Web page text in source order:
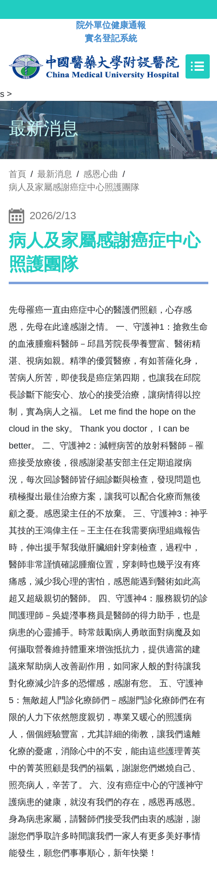
院外單位健康通報
實名登記系統
s >
最新消息
首頁 / 最新消息 / 感恩心曲 /
病人及家屬感謝癌症中心照護團隊
2026/2/13
病人及家屬感謝癌症中心
照護團隊
先母罹癌一直由癌症中心的醫護們照顧，心存感
恩，先母在此達感謝之情。 一、守護神1：搶救生命
的血液腫瘤科醫師－邱昌芳院長學養豐富、醫術精
湛、視病如親。精準的優質醫療，有如菩薩化身，
苦病人所苦，即使我是癌症第四期，也讓我在邱院
長診斷下能安心、放心的接受治療，讓病情得以控
制，實為病人之福。 Let me find the hope on the
cloud in the sky。 Thank you doctor， I can be
better。 二、守護神2：減輕病苦的放射科醫師－罹
癌接受放療後，很感謝梁基安部主任定期追蹤病
況，每次回診醫師皆仔細診斷與檢查，發現問題也
積極擬出最佳治療方案，讓我可以配合化療而無後
顧之憂。感恩梁主任的不放棄。 三、守護神3：神乎
其技的王鴻偉主任－王主任在我需要病理組織報告
時，伸出援手幫我做肝臟細針穿刺檢查，過程中，
醫師非常謹慎確認腫瘤位置，穿刺時也幾乎沒有疼
痛感，減少我心理的害怕，感恩能遇到醫術如此高
超又超級親切的醫師。 四、守護神4：服務親切的診
間護理師－吳媞瀅事務員是醫師的得力助手，也是
病患的心靈捕手。時常鼓勵病人勇敢面對病魔及如
何攝取營養維持體重來增強抵抗力，提供適當的建
議來幫助病人改善副作用，如同家人般的對待讓我
對化療減少許多的恐懼感，感謝有您。 五、守護神
5：無敵超人門診化療師們－感謝門診化療師們在有
限的人力下依然態度親切，專業又暖心的照護病
人，個個經驗豐富，尤其詳細的衛教，讓我們遠離
化療的憂慮，消除心中的不安，能由這些護理菁英
中的菁英照顧是我們的福氣，謝謝您們燃燒自己、
照亮病人，辛苦了。 六、沒有癌症中心的守護神守
護病患的健康，就沒有我們的存在，感恩再感恩。
身為病患家屬，請醫師們接受我們由衷的感謝，謝
謝您們爭取許多時間讓我們一家人有更多美好事情
能發生，願您們事事順心，新年快樂！